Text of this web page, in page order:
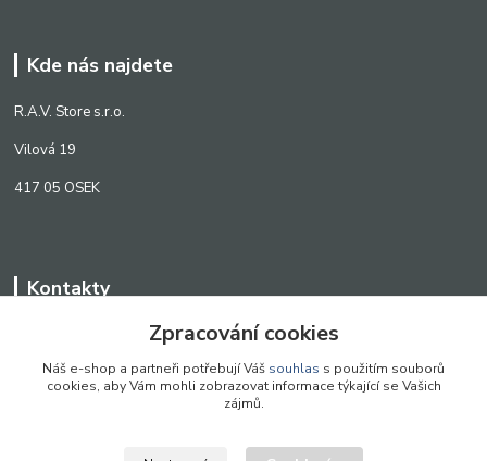
Kde nás najdete
R.A.V. Store s.r.o.
Vilová 19
417 05 OSEK
Kontakty
Zpracování cookies
Náš e-shop a partneři potřebují Váš souhlas s použitím souborů
cookies, aby Vám mohli zobrazovat informace týkající se Vašich
zájmů.